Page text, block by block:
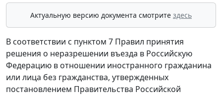
Актуальную версию документа смотрите здесь
В соответствии с пунктом 7 Правил принятия
решения о неразрешении въезда в Российскую
Федерацию в отношении иностранного гражданина
или лица без гражданства, утвержденных
постановлением Правительства Российской